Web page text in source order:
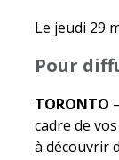
Le jeudi 29
Pour
TORONTO
cadre de
à découvrir